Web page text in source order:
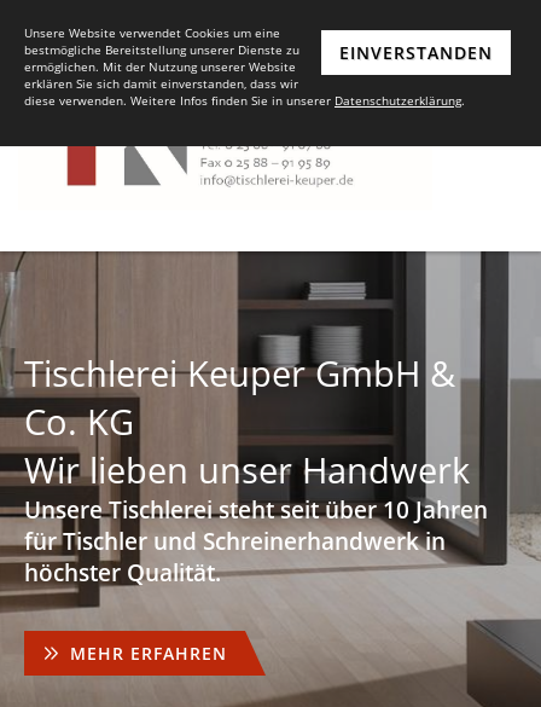
Tischlerei Keuper GmbH &
Co. KG
Wir lieben unser Handwerk
Unsere Tischlerei steht seit über 10 Jahren
für Tischler und Schreinerhandwerk in
höchster Qualität.
MEHR ERFAHREN
EINVERSTANDEN
Unsere Website verwendet Cookies um eine
bestmögliche Bereitstellung unserer Dienste zu
ermöglichen. Mit der Nutzung unserer Website
erklären Sie sich damit einverstanden, dass wir
diese verwenden. Weitere Infos finden Sie in unserer Datenschutzerklärung.